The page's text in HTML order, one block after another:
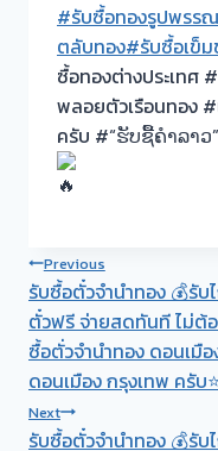
#รับซื้อทองรูปพรรณ
ตลับทอง#รับซื้อเข็
ซื้อทองต่างประเทศ
พลอยตัวเรือนทอง
ครับ #“ຮັບຊື້ຄຳລາວ”
Post
navigation
Previous
รับซื้อตั๋วจำนำทอง 💰รับ
ตั๋วฟรี จ่ายสดทันที ไม่ต้
ซื้อตั่วจำนำทอง ดอนเ
ดอนเมือง กรุงเทพ ครับ⭐
Next
รับซื้อตั๋วจำนำทอง 💰รับ